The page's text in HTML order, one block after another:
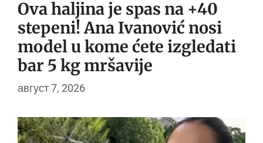
Ova haljina je spas na +40
stepeni! Ana Ivanović nosi
model u kome ćete izgledati
bar 5 kg mršavije
август 7, 2026